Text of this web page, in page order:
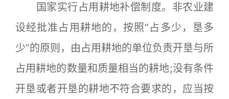
国家实行占用耕地补偿制度。非农业建
设经批准占用耕地的，按照“占多少，垦多
少”的原则，由占用耕地的单位负责开垦与所
占用耕地的数量和质量相当的耕地;没有条件
开垦或者开垦的耕地不符合要求的，应当按